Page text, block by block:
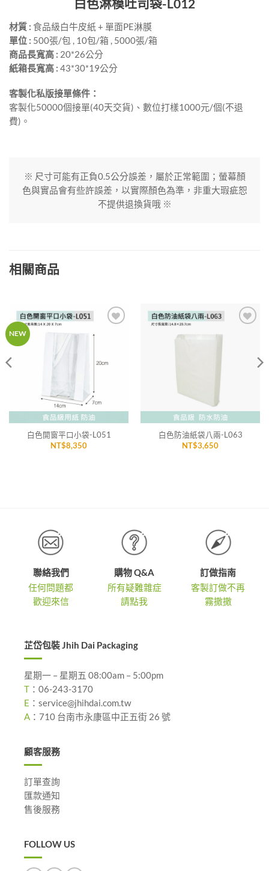
白色淋模吐司袋-L012
材質 : 食品級白牛皮紙 + 單面PE淋膜
單位 : 500張/包 , 10包/箱 , 5000張/箱
商品長寬高 : 20*26公分
紙箱長寬高 : 43*30*19公分
客製化私版接單條件：
客製化50000個接單(40天交貨)、數位打樣1000元/個(不退
費)。
※ 尺寸可能有正負0.5公分誤差，屬於正常範圍；螢幕顏
色與實品會有些許誤差，以實際顏色為準，非重大瑕疵恕
不提供退換貨哦 ※
相關商品
NEW
白色開窗平口小袋-L051
NT$8,350
白色防油紙袋八兩-L063
NT$3,650
聯絡我們
任何問題都
歡迎來信
購物 Q&A
所有疑難雜症
請點我
訂做指南
客製訂做不再
霧撒撒
芷岱包裝 Jhih Dai Packaging
星期一 – 星期五 08:00am – 5:00pm
T ： 06-243-3170
E ： service@jhihdai.com.tw
A ： 710 台南市永康區中正五街 26 號
顧客服務
訂單查詢
匯款通知
售後服務
FOLLOW US